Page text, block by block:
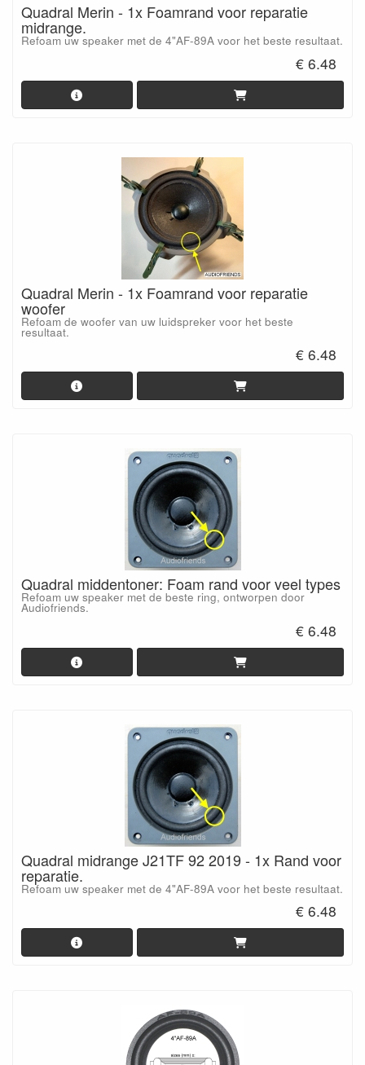
Quadral Merin - 1x Foamrand voor reparatie
midrange.
Refoam uw speaker met de 4"AF-89A voor het beste resultaat.
€ 6.48
Quadral Merin - 1x Foamrand voor reparatie
woofer
Refoam de woofer van uw luidspreker voor het beste
resultaat.
€ 6.48
Quadral middentoner: Foam rand voor veel types
Refoam uw speaker met de beste ring, ontworpen door
Audiofriends.
€ 6.48
Quadral midrange J21TF 92 2019 - 1x Rand voor
reparatie.
Refoam uw speaker met de 4"AF-89A voor het beste resultaat.
€ 6.48